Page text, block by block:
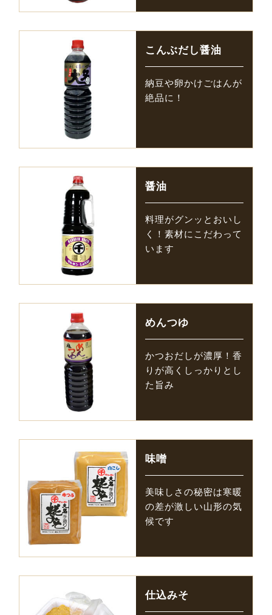
こんぶだし醤油
納豆や卵かけごはんが
絶品に！
醤油
料理がグンッとおいし
く！素材にこだわって
います
めんつゆ
かつおだしが濃厚！香
りが高くしっかりとし
た旨み
味噌
美味しさの秘密は寒暖
の差が激しい山形の気
候です
仕込みそ